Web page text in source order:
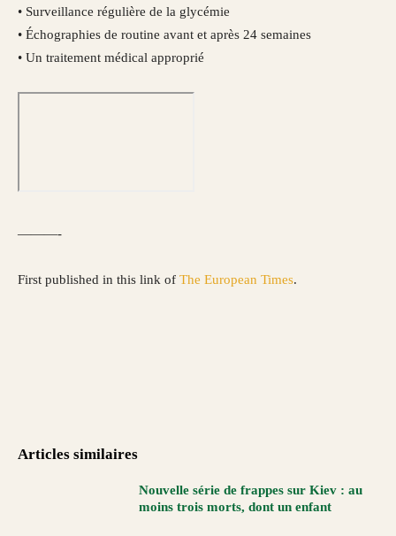
• Surveillance régulière de la glycémie
• Échographies de routine avant et après 24 semaines
• Un traitement médical approprié
———-
First published in this link of The European Times.
Articles similaires
Nouvelle série de frappes sur Kiev : au
moins trois morts, dont un enfant